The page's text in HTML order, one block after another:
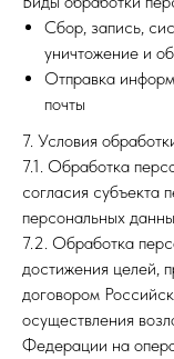
Сбор, запись,
уничтожение и
Отправка
почты
7. Условия
7.1. Обработка
согласия субъекта
персональных
7.2. Обработка
достижения целей,
договором
осуществления
Федерации на